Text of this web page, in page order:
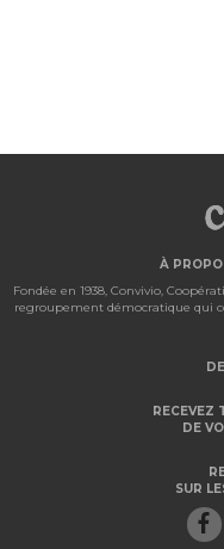
À
Fondée en 1938, Convivio,
regroupement démocratique qui
RECEVEZ
DE
SUR